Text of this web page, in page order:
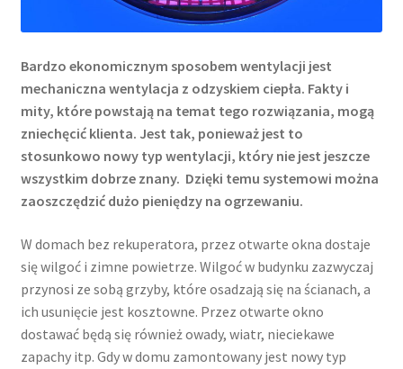
Bardzo ekonomicznym sposobem wentylacji jest
mechaniczna wentylacja z odzyskiem ciepła. Fakty i
mity, które powstają na temat tego rozwiązania, mogą
zniechęcić klienta. Jest tak, ponieważ jest to
stosunkowo nowy typ wentylacji, który nie jest jeszcze
wszystkim dobrze znany. Dzięki temu systemowi można
zaoszczędzić dużo pieniędzy na ogrzewaniu.
W domach bez rekuperatora, przez otwarte okna dostaje
się wilgoć i zimne powietrze. Wilgoć w budynku zazwyczaj
przynosi ze sobą grzyby, które osadzają się na ścianach, a
ich usunięcie jest kosztowne. Przez otwarte okno
dostawać będą się również owady, wiatr, nieciekawe
zapachy itp. Gdy w domu zamontowany jest nowy typ